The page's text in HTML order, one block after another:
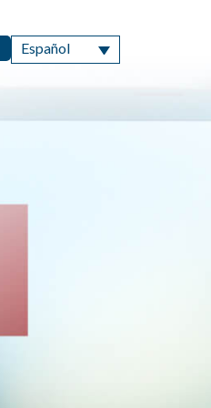
Español